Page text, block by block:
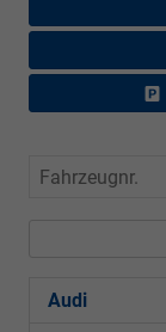
Fahrzeugnr.
Audi